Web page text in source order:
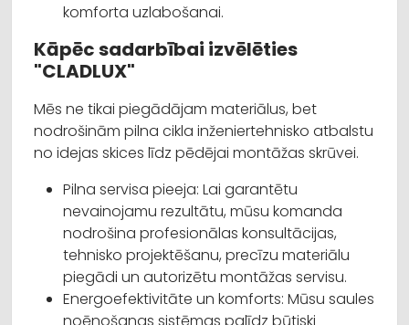
komforta uzlabošanai.
Kāpēc sadarbībai izvēlēties
"CLADLUX"
Mēs ne tikai piegādājam materiālus, bet
nodrošinām pilna cikla inženiertehnisko atbalstu
no idejas skices līdz pēdējai montāžas skrūvei.
Pilna servisa pieeja: Lai garantētu
nevainojamu rezultātu, mūsu komanda
nodrošina profesionālas konsultācijas,
tehnisko projektēšanu, precīzu materiālu
piegādi un autorizētu montāžas servisu.
Energoefektivitāte un komforts: Mūsu saules